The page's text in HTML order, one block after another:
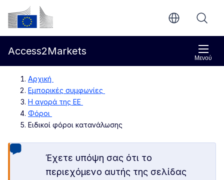
Απευθείας μετάβαση στο κύριο περιεχόμενο
Ευρωπαϊκή Επιτροπή
Μενού
Access2Markets
Αρχική
Εμπορικές συμφωνίες
Η αγορά της ΕΕ
Φόροι
Ειδικοί φόροι κατανάλωσης
Έχετε υπόψη σας ότι το
περιεχόμενο αυτής της σελίδας